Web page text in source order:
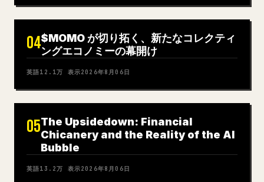
04$MOMO が切り拓く、新たなコレクティ
ングエコノミーの幕開け
英語12.1万 表示2026年8月06日
05The Upsidedown: Financial
Chicanery and the Reality of the AI
Bubble
英語13.2万 表示2026年8月06日